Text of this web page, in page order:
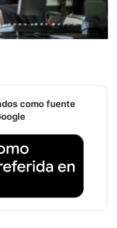
como fuente